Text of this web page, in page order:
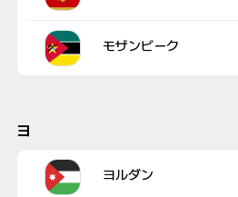
モザンビーク
ヨ
ヨルダン